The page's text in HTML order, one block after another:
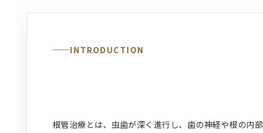
INTRODUCTION
根管治療とは、虫歯が深く進行し、歯の神経や根の内